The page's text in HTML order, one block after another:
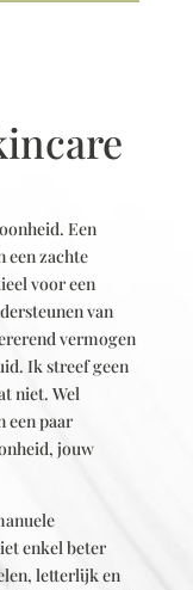
Een
een zachte
voor een
van
vermogen
Ik streef geen
niet. Wel
een paar
jouw
enkel beter
letterlijk en